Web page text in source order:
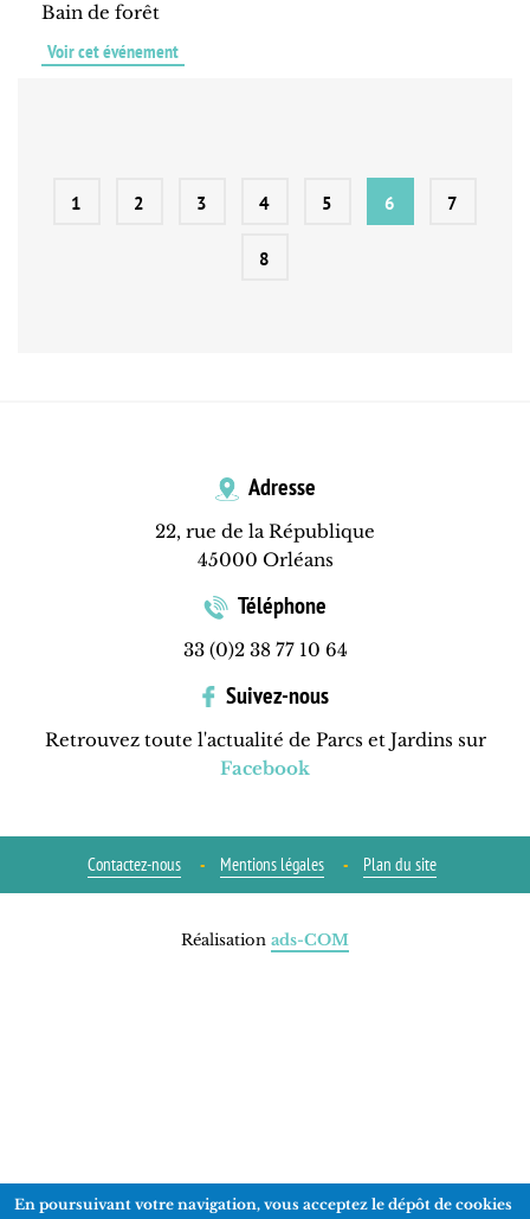
Bain de forêt
Voir cet événement
1 2 3 4 5 6 7
8
Adresse
22, rue de la République
45000 Orléans
Téléphone
33 (0)2 38 77 10 64
Suivez-nous
Retrouvez toute l'actualité de Parcs et Jardins sur
Facebook
Contactez-nous Mentions légales Plan du site
Réalisation ads-COM
En poursuivant votre navigation, vous acceptez le dépôt de cookies